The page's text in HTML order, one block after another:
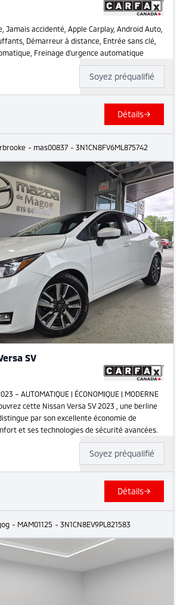
Jamais accidenté, Apple Carplay, Android Auto,
Démarreur à distance, Entrée sans clé,
Freinage d'urgence automatique
Soyez préqualifié
Détails
- mas00837 - 3N1CN8FV6ML875742
SV
– AUTOMATIQUE | ÉCONOMIQUE | MODERNE
cette Nissan Versa SV 2023 , une berline
par son excellente économie de
et ses technologies de sécurité avancées.
Soyez préqualifié
Détails
- MAM01125 - 3N1CN8EV9PL821583